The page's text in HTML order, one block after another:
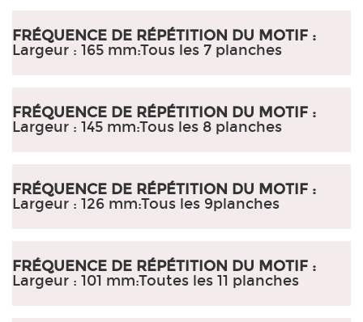
FRÉQUENCE DE RÉPÉTITION DU MOTIF :
Largeur : 165 mm:Tous les 7 planches
FRÉQUENCE DE RÉPÉTITION DU MOTIF :
Largeur : 145 mm:Tous les 8 planches
FRÉQUENCE DE RÉPÉTITION DU MOTIF :
Largeur : 126 mm:Tous les 9planches
FRÉQUENCE DE RÉPÉTITION DU MOTIF :
Largeur : 101 mm:Toutes les 11 planches